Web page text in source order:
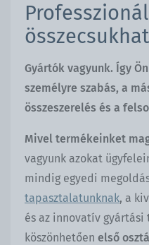
Gyártók vagyunk. Így
személyre szabás, a
összeszerelés és a
Mivel termékeinket
vagyunk azokat
mindig egyedi
tapasztalatunknak, a
és az innovatív gyártási
köszönhetően első